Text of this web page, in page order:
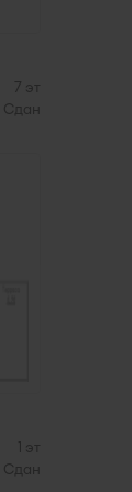
7 эт
Сдан
1 эт
Сдан